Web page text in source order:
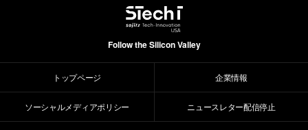
Follow the Silicon Valley
トップページ 企業情報
ソーシャルメディアポリシー ニュースレター配信停止